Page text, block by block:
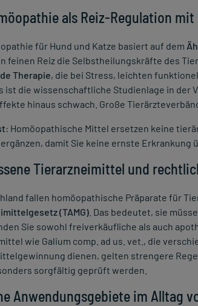
als Reiz-Regulation
für Hund und Katze basiert auf dem
feinen Reiz die Selbstheilungskräfte des
Therapie, die bei Stress, leichten
ist die wissenschaftliche Studienlage in der
hinaus schwach. Große
: Homöopathische Mittel ersetzen keine
damit Sie keine ernste Erkrankung
Tierarzneimittel und
fallen homöopathische Präparate für
(TAMG) . Das bedeutet, sie
Sie sowohl freiverkäufliche als auch
wie Galium comp. ad us. vet., die
dienen, gelten strengere
sorgfältig geprüft werden.
Anwendungsgebiete im Alltag